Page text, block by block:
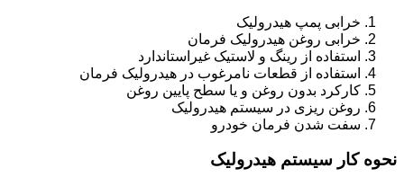
خرابی پمپ هیدرولیک
خرابی روغن هیدرولیک فرمان
استفاده از رینگ و لاستیک غیراستاندارد
استفاده از قطعات نامرغوب در هیدرولیک فرمان
کارکرد بدون روغن و یا سطح پایین روغن
روغن ریزی در سیستم هیدرولیک
سفت شدن فرمان خودرو
نحوه کار سیستم هیدرولیک